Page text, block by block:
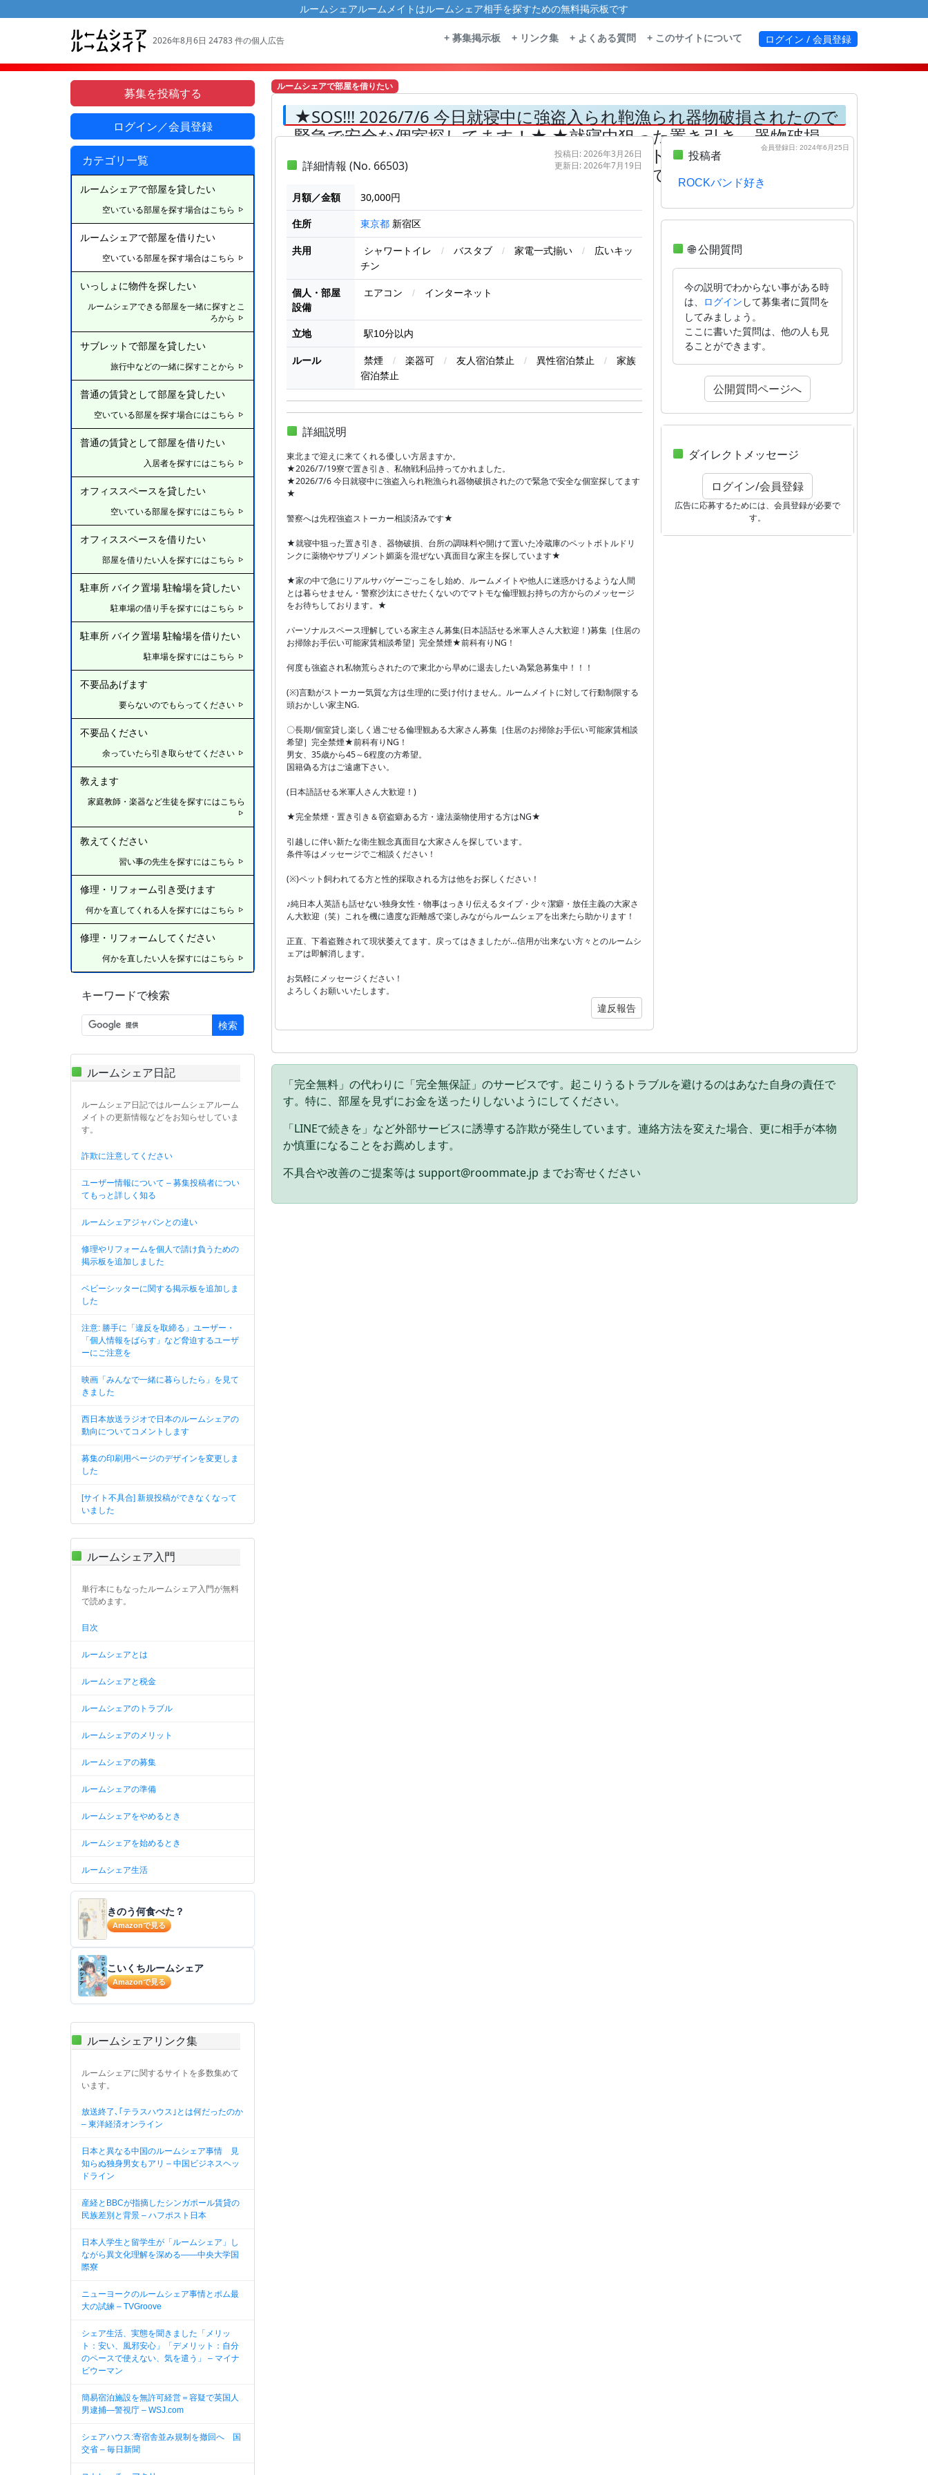
ルームシェアルームメイトはルームシェア相手を探すための無料掲示板です
2026年8月6日 24783 件の個人広告 + 募集掲示板 + リンク集 + よくある質問 + このサイトについて ログイン / 会員登録
募集を投稿する
ログイン／会員登録
カテゴリ一覧
ルームシェアで部屋を貸したい
空いている部屋を探す場合はこちら
ルームシェアで部屋を借りたい
空いている部屋を探す場合はこちら
いっしょに物件を探したい
ルームシェアできる部屋を一緒に探すとこ
ろから
サブレットで部屋を貸したい
旅行中などの一緒に探すことから
普通の賃貸として部屋を貸したい
空いている部屋を探す場合にはこちら
普通の賃貸として部屋を借りたい
入居者を探すにはこちら
オフィススペースを貸したい
空いている部屋を探すにはこちら
オフィススペースを借りたい
部屋を借りたい人を探すにはこちら
駐車所 バイク置場 駐輪場を貸したい
駐車場の借り手を探すにはこちら
駐車所 バイク置場 駐輪場を借りたい
駐車場を探すにはこちら
不要品あげます
要らないのでもらってください
不要品ください
余っていたら引き取らせてください
教えます
家庭教師・楽器など生徒を探すにはこちら
教えてください
習い事の先生を探すにはこちら
修理・リフォーム引き受けます
何かを直してくれる人を探すにはこちら
修理・リフォームしてください
何かを直したい人を探すにはこちら
キーワードで検索
検索
ルームシェア日記
ルームシェア日記ではルームシェアルーム
メイトの更新情報などをお知らせしていま
す。
詐欺に注意してください
ユーザー情報について – 募集投稿者につい
てもっと詳しく知る
ルームシェアジャパンとの違い
修理やリフォームを個人で請け負うための
掲示板を追加しました
ベビーシッターに関する掲示板を追加しま
した
注意: 勝手に「違反を取締る」ユーザー・
「個人情報をばらす」など脅迫するユーザ
ーにご注意を
映画「みんなで一緒に暮らしたら」を見て
きました
西日本放送ラジオで日本のルームシェアの
動向についてコメントします
募集の印刷用ページのデザインを変更しま
した
[サイト不具合] 新規投稿ができなくなって
いました
ルームシェア入門
単行本にもなったルームシェア入門が無料
で読めます。
目次
ルームシェアとは
ルームシェアと税金
ルームシェアのトラブル
ルームシェアのメリット
ルームシェアの募集
ルームシェアの準備
ルームシェアをやめるとき
ルームシェアを始めるとき
ルームシェア生活
きのう何食べた？
Amazonで見る
こいくちルームシェア
Amazonで見る
ルームシェアリンク集
ルームシェアに関するサイトを多数集めて
います。
放送終了､｢テラスハウス｣とは何だったのか
– 東洋経済オンライン
日本と異なる中国のルームシェア事情 見
知らぬ独身男女もアリ – 中国ビジネスヘッ
ドライン
産経とBBCが指摘したシンガポール賃貸の
民族差別と背景 – ハフポスト日本
日本人学生と留学生が「ルームシェア」し
ながら異文化理解を深める――中央大学国
際寮
ニューヨークのルームシェア事情とポム最
大の試練 – TVGroove
シェア生活、実態を聞きました「メリッ
ト：安い、風邪安心」「デメリット：自分
のペースで使えない、気を遣う」 – マイナ
ビウーマン
簡易宿泊施設を無許可経営＝容疑で英国人
男逮捕—警視庁 – WSJ.com
シェアハウス:寄宿舎並み規制を撤回へ 国
交省 – 毎日新聞
ルームシェアで部屋を借りたい
★SOS!!! 2026/7/6 今日就寝中に強盗入られ鞄漁られ器物破損されたので
緊急で安全な個室探してます！★ ★就寝中狙った置き引き、器物破損、
台所の調味料や開けて置いた冷蔵庫のペットボトルドリンクに薬物やサ
プリメント媚薬を混ぜない真面目な家主を探しています★
投稿日: 2026年3月26日
更新日: 2026年7月19日
詳細情報 (No. 66503)
月額／金額
30,000円
住所
東京都 新宿区
共用 シャワートイレ / バスタブ / 家電一式揃い /
広いキッ
チン
個人・部屋
設備
エアコン / インターネット
立地 駅10分以内
ルール 禁煙 / 楽器可 / 友人宿泊禁止 / 異性宿泊禁止 /
家族
宿泊禁止
詳細説明
東北まで迎えに来てくれる優しい方居ますか。
★2026/7/19寮で置き引き、私物戦利品持ってかれました。
★2026/7/6 今日就寝中に強盗入られ鞄漁られ器物破損されたので緊急で安全な個室探してます
★
警察へは先程強盗ストーカー相談済みです★
★就寝中狙った置き引き、器物破損、台所の調味料や開けて置いた冷蔵庫のペットボトルドリ
ンクに薬物やサプリメント媚薬を混ぜない真面目な家主を探しています★
★家の中で急にリアルサバゲーごっこをし始め、ルームメイトや他人に迷惑かけるような人間
とは暮らせません・警察沙汰にさせたくないのでマトモな倫理観お持ちの方からのメッセージ
をお待ちしております。★
パーソナルスペース理解している家主さん募集(日本語話せる米軍人さん大歓迎！)募集［住居の
お掃除お手伝い可能家賃相談希望］完全禁煙★前科有りNG！
何度も強盗され私物荒らされたので東北から早めに退去したい為緊急募集中！！！
(※)言動がストーカー気質な方は生理的に受け付けません。ルームメイトに対して行動制限する
頭おかしい家主NG.
〇長期/個室貸し楽しく過ごせる倫理観ある大家さん募集［住居のお掃除お手伝い可能家賃相談
希望］完全禁煙★前科有りNG！
男女、35歳から45～6程度の方希望。
国籍偽る方はご遠慮下さい。
(日本語話せる米軍人さん大歓迎！)
★完全禁煙・置き引き＆窃盗癖ある方・違法薬物使用する方はNG★
引越しに伴い新たな衛生観念真面目な大家さんを探しています。
条件等はメッセージでご相談ください！
(※)ペット飼われてる方と性的採取される方は他をお探しください！
♪純日本人英語も話せない独身女性・物事はっきり伝えるタイプ・少々潔癖・放任主義の大家さ
ん大歓迎（笑）これを機に適度な距離感で楽しみながらルームシェアを出来たら助かります！
正直、下着盗難されて現状萎えてます。戻ってはきましたが…信用が出来ない方々とのルームシ
ェアは即解消します。
お気軽にメッセージください！
よろしくお願いいたします。
違反報告
会員登録日: 2024年6月25日
投稿者
ROCKバンド好き
🌐 公開質問
今の説明でわからない事がある時
は、
ログイン して募集者に質問を
してみましょう。
ここに書いた質問は、他の人も見
ることができます。
公開質問ページへ
ダイレクトメッセージ
ログイン/会員登録
広告に応募するためには、会員登録が必要で
す。
「完全無料」の代わりに「完全無保証」のサービスです。起こりうるトラブルを避けるのはあなた自身の責任で
す。特に、部屋を見ずにお金を送ったりしないようにしてください。
「LINEで続きを」など外部サービスに誘導する詐欺が発生しています。連絡方法を変えた場合、更に相手が本物
か慎重になることをお薦めします。
不具合や改善のご提案等は support@roommate.jp までお寄せください